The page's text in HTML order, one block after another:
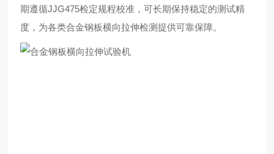
期遵循JJG475检定规程校准，可长期保持稳定的测试精
度，为各类合金钢板横向拉伸检测提供可靠保障。